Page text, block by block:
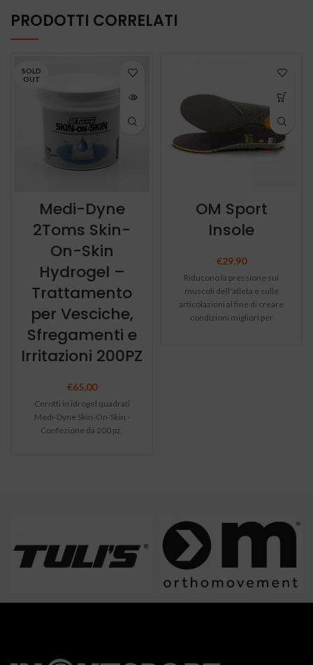
PRODOTTI CORRELATI
SOLD
OUT
Medi-Dyne
2Toms Skin-
On-Skin
Hydrogel –
Trattamento
per Vesciche,
Sfregamenti e
Irritazioni 200PZ
€65,00
Cerotti in idrogel quadrati
Medi-Dyne Skin-On-Skin -
Confezione da 200 pz.
OM Sport
Insole
€29,90
Riducono la pressione sui
muscoli dell'atleta e sulle
articolazioni al fine di creare
condizioni migliori per